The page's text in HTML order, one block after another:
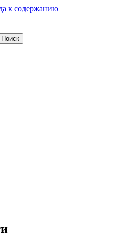
к содержанию